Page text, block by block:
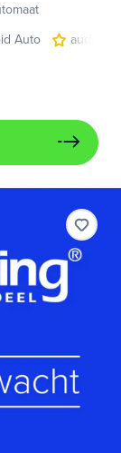
Auto
audio